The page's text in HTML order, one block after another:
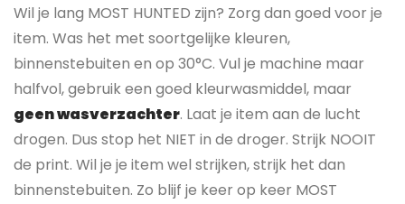
Wil je lang MOST HUNTED zijn? Zorg dan goed voor je
item. Was het met soortgelijke kleuren,
binnenstebuiten en op 30°C. Vul je machine maar
halfvol, gebruik een goed kleurwasmiddel, maar
geen wasverzachter. Laat je item aan de lucht
drogen. Dus stop het NIET in de droger. Strijk NOOIT
de print. Wil je je item wel strijken, strijk het dan
binnenstebuiten. Zo blijf je keer op keer MOST